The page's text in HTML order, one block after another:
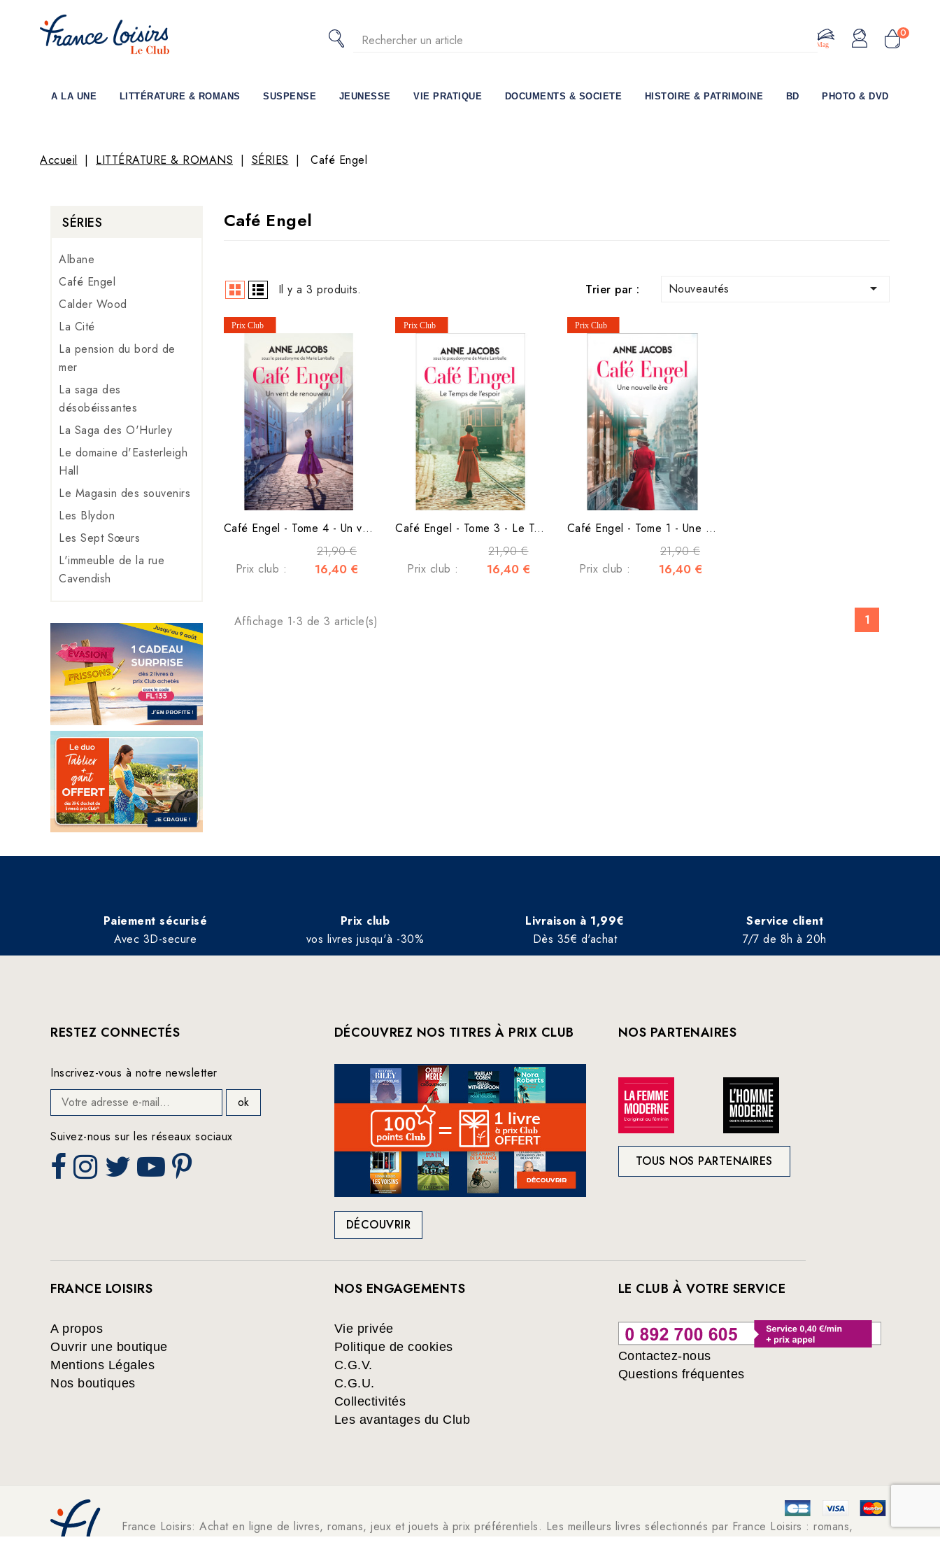
0
Le Mag
A LA UNE LITTÉRATURE & ROMANS SUSPENSE JEUNESSE VIE PRATIQUE DOCUMENTS & SOCIETE HISTOIRE & PATRIMOINE BD PHOTO & DVD
Accueil LITTÉRATURE & ROMANS SÉRIES Café Engel
SÉRIES
Albane
Café Engel
Calder Wood
La Cité
La pension du bord de
mer
La saga des
désobéissantes
La Saga des O'Hurley
Le domaine d'Easterleigh
Hall
Le Magasin des souvenirs
Les Blydon
Les Sept Sœurs
L'immeuble de la rue
Cavendish
Café Engel
Il y a 3 produits. Trier par : Nouveautés 
Café Engel - Tome 4 - Un vent de renouveau
21,90 €
Prix club : 16,40 €
Café Engel - Tome 3 - Le Temps de l'espoir
21,90 €
Prix club : 16,40 €
Café Engel - Tome 1 - Une nouvelle ère
21,90 €
Prix club : 16,40 €
Affichage 1-3 de 3 article(s) 1
Paiement sécurisé
Avec 3D-secure
Prix club
vos livres jusqu'à -30%
Livraison à 1,99€
Dès 35€ d'achat
Service client
7/7 de 8h à 20h
RESTEZ CONNECTÉS
Inscrivez-vous à notre newsletter
Suivez-nous sur les réseaux sociaux
DÉCOUVREZ NOS TITRES À PRIX CLUB
DÉCOUVRIR
NOS PARTENAIRES
TOUS NOS PARTENAIRES
FRANCE LOISIRS
A propos
Ouvrir une boutique
Mentions Légales
Nos boutiques
NOS ENGAGEMENTS
Vie privée
Politique de cookies
C.G.V.
C.G.U.
Collectivités
Les avantages du Club
LE CLUB À VOTRE SERVICE
Contactez-nous
Questions fréquentes
France Loisirs: Achat en ligne de livres, romans, jeux et jouets à prix préférentiels. Les meilleurs livres sélectionnés par France Loisirs : romans,